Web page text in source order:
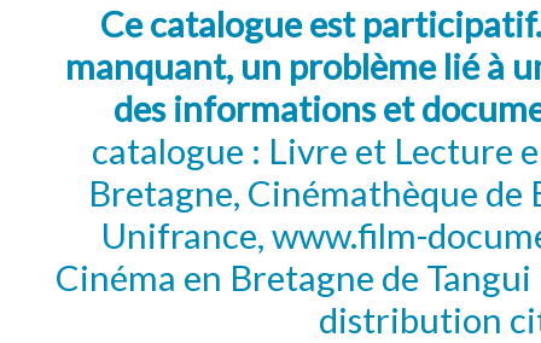
Ce catalogue est
manquant, un problème lié à
des informations et
catalogue : Livre et Lecture
Bretagne, Cinémathèque de
Unifrance, www.film-
Cinéma en Bretagne de
distribution